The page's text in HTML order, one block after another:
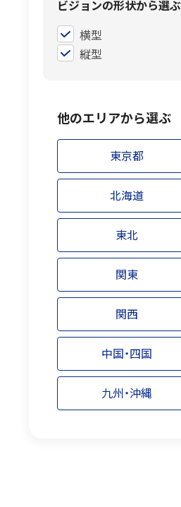
ビジョンの形状から選ぶ
横型
縦型
他のエリアから選ぶ
東京都
北海道
東北
関東
関西
中国・四国
九州・沖縄